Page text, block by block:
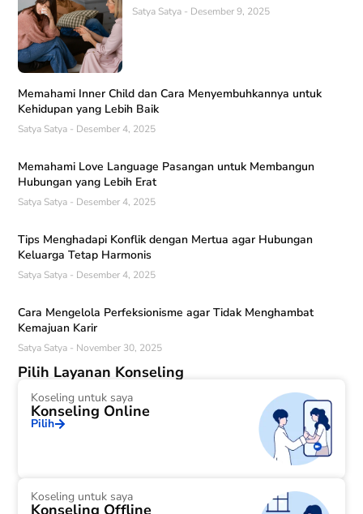
Satya Satya Desember 9, 2025
Memahami Inner Child dan Cara Menyembuhkannya untuk
Kehidupan yang Lebih Baik
Satya Satya Desember 4, 2025
Memahami Love Language Pasangan untuk Membangun
Hubungan yang Lebih Erat
Satya Satya Desember 4, 2025
Tips Menghadapi Konflik dengan Mertua agar Hubungan
Keluarga Tetap Harmonis
Satya Satya Desember 4, 2025
Cara Mengelola Perfeksionisme agar Tidak Menghambat
Kemajuan Karir
Satya Satya November 30, 2025
Pilih Layanan Konseling
Koseling untuk saya
Konseling Online
Pilih
Koseling untuk saya
Konseling Offline